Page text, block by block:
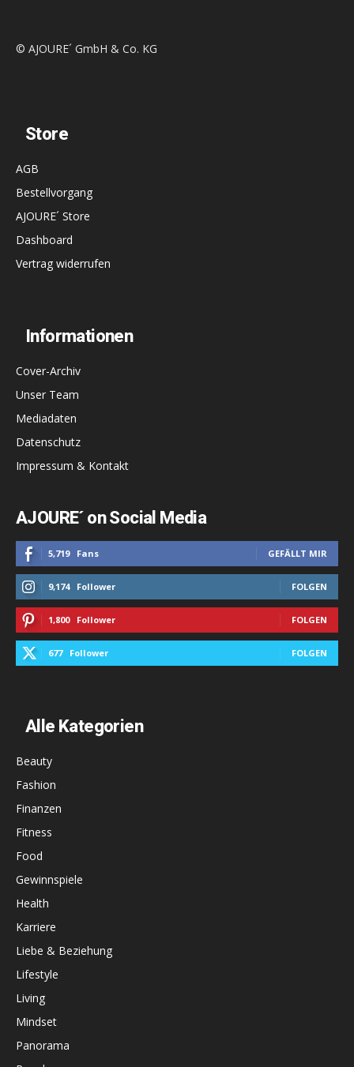
© AJOURE´ GmbH & Co. KG
Store
AGB
Bestellvorgang
AJOURE´ Store
Dashboard
Vertrag widerrufen
Informationen
Cover-Archiv
Unser Team
Mediadaten
Datenschutz
Impressum & Kontakt
AJOURE´ on Social Media
5,719 Fans GEFÄLLT MIR
9,174 Follower FOLGEN
1,800 Follower FOLGEN
677 Follower FOLGEN
Alle Kategorien
Beauty
Fashion
Finanzen
Fitness
Food
Gewinnspiele
Health
Karriere
Liebe & Beziehung
Lifestyle
Living
Mindset
Panorama